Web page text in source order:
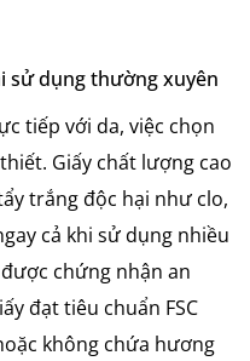
sử dụng thường xuyên
tiếp với da, việc chọn
Giấy chất lượng cao
trắng độc hại như clo,
cả khi sử dụng nhiều
chứng nhận an
đạt tiêu chuẩn FSC
không chứa hương